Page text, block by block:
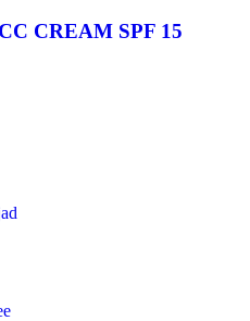
CREAM SPF 15